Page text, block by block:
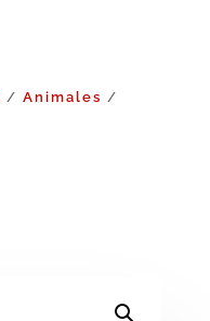
/ Animales /